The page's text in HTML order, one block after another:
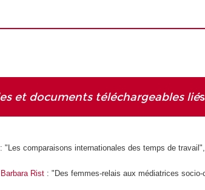
et documents téléchargeables liés
"Les comparaisons internationales des temps de travail",
Barbara Rist : "Des femmes-relais aux médiatrices